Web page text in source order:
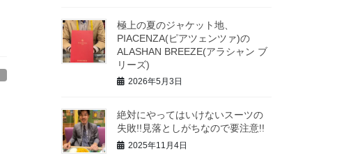
極上の夏のジャケット地、
PIACENZA(ピアツェンツァ)の
ALASHAN BREEZE(アラシャン ブ
リーズ)
2026年5月3日
絶対にやってはいけないスーツの
失敗!!見落としがちなので要注意!!
2025年11月4日